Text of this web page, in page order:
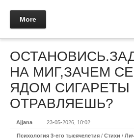
More
НА МИГ,ЗАЧЕМ
ЯДОМ СИГАРЕТЫ
ОТРАВЛЯЕШЬ?
Ajjana 23-05-2026, 10:02
Психология 3-его тысячелетия / Стихи /